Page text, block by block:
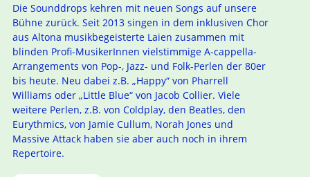
Die Sounddrops kehren mit neuen Songs auf unsere
Bühne zurück. Seit 2013 singen in dem inklusiven Chor
aus Altona musikbegeisterte Laien zusammen mit
blinden Profi-MusikerInnen vielstimmige A-cappella-
Arrangements von Pop-, Jazz- und Folk-Perlen der 80er
bis heute. Neu dabei z.B. „Happy“ von Pharrell
Williams oder „Little Blue“ von Jacob Collier. Viele
weitere Perlen, z.B. von Coldplay, den Beatles, den
Eurythmics, von Jamie Cullum, Norah Jones und
Massive Attack haben sie aber auch noch in ihrem
Repertoire.